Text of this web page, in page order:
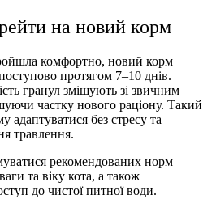
на новий корм
комфортно, новий корм
протягом 7–10 днів.
гранул змішують зі звичним
частку нового раціону. Такий
адаптуватися без стресу та
травлення.
рекомендованих норм
та віку кота, а також
до чистої питної води.